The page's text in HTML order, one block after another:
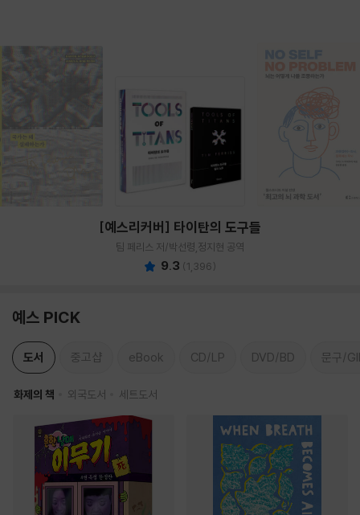
[예스리커버] 타이탄의 도구들
팀 페리스 저/박선령,정지현 공역
9.3 (1,396)
예스 PICK
도서 중고샵 eBook CD/LP DVD/BD 문구/
화제의 책 외국도서 세트도서